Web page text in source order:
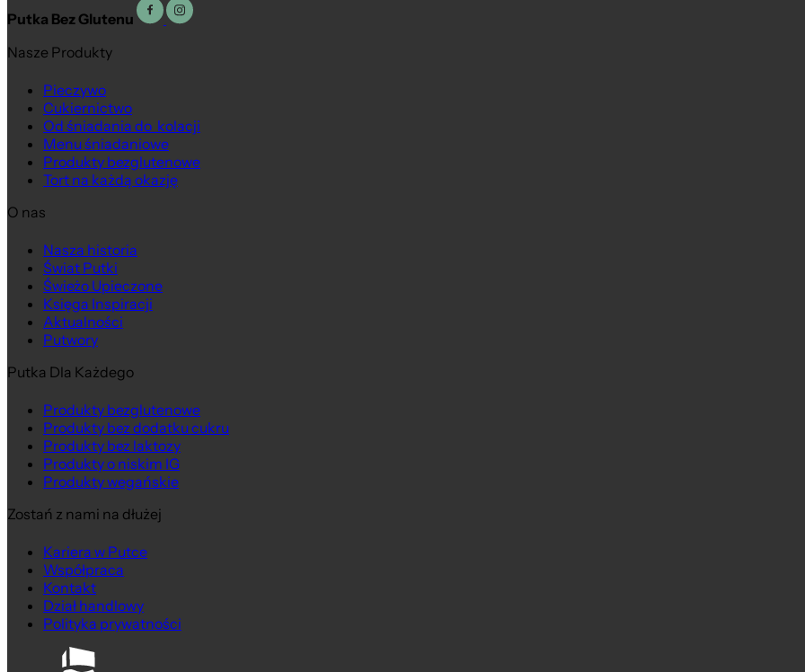
Putka Bez Glutenu
Nasze Produkty
Pieczywo
Cukiernictwo
Od śniadania do kolacji
Menu śniadaniowe
Produkty bezglutenowe
Tort na każdą okazję
O nas
Nasza historia
Świat Putki
Świeżo Upieczone
Księga Inspiracji
Aktualności
Putwory
Putka Dla Każdego
Produkty bezglutenowe
Produkty bez dodatku cukru
Produkty bez laktozy
Produkty o niskim IG
Produkty wegańskie
Zostań z nami na dłużej
Kariera w Putce
Współpraca
Kontakt
Dział handlowy
Polityka prywatności